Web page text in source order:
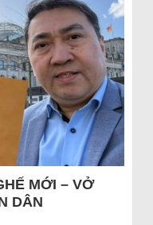
MỚI – VỞ
DÂN